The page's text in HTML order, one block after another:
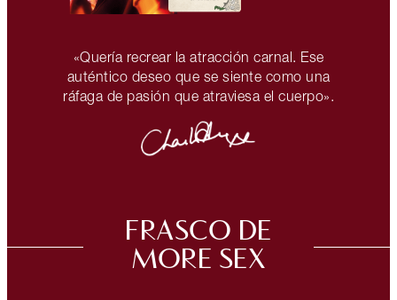
«Quería recrear la atracción carnal. Ese
auténtico deseo que se siente como una
ráfaga de pasión que atraviesa el cuerpo».
FRASCO DE
MORE SEX